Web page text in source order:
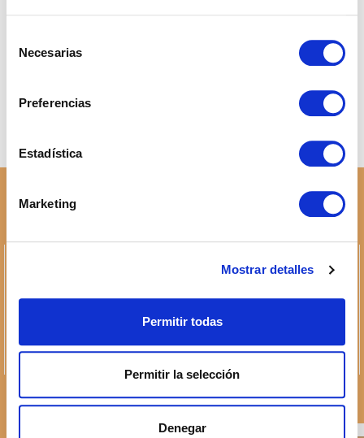
Necesarias
Preferencias
Estadística
Marketing
Mostrar detalles
Permitir todas
Permitir la selección
Denegar
Español
What nobody explains about buying a house in
Non-Resident
successfully?
sales@cabanillasrealestate.com
Avda. España 90, 29680 Estepona, Málaga
Privacy Policy